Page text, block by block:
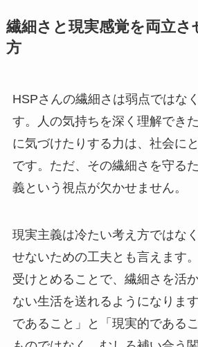
繊細さと現実感覚を両立さ
方
HSPさんの繊細さは弱点ではな
す。人の気持ちを深く理解でき
に気づけたりする力は、社会に
です。ただ、その繊細さを守る
義という視点が欠かせません。
現実主義は冷たい考え方ではな
せないための工夫とも言えます
受けとめることで、繊細さを活
ない生活を送れるようになりま
であること」と「現実的である